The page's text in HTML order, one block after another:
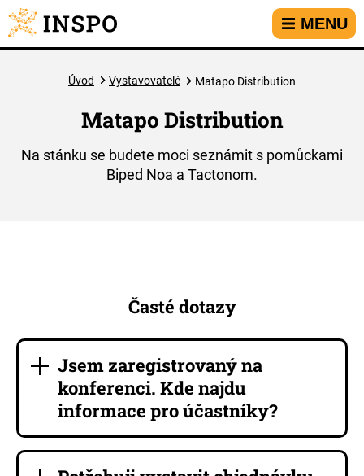
Přejít na hlavní menu
Přejít na obsah
Přejít na kontakt
MENU
Úvod Vystavovatelé Matapo Distribution
Matapo Distribution
Na stánku se budete moci seznámit s pomůckami
Biped Noa a Tactonom.
Časté dotazy
Jsem zaregistrovaný na
konferenci. Kde najdu
informace pro účastníky?